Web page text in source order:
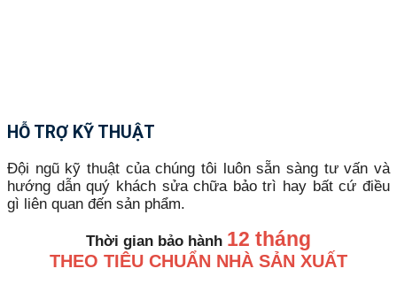
HỖ TRỢ KỸ THUẬT
Đội ngũ kỹ thuật của chúng tôi luôn sẵn sàng tư vấn và
hướng dẫn quý khách sửa chữa bảo trì hay bất cứ điều
gì liên quan đến sản phẩm.
Thời gian bảo hành 12 tháng
THEO TIÊU CHUẨN NHÀ SẢN XUẤT